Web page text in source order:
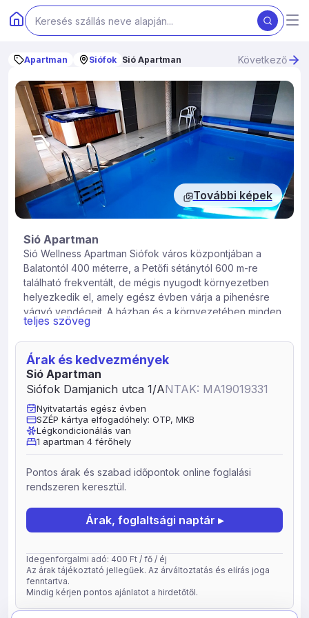
Apartman Siófok Sió Apartman Következő
További képek
Sió Apartman
Sió Wellness Apartman Siófok város központjában a
Balatontól 400 méterre, a Petőfi sétánytól 600 m-re
található frekventált, de mégis nyugodt környezetben
helyezkedik el, amely egész évben várja a pihenésre
vágyó vendégeit. A házban és a környezetében minden
megtalálható ahhoz, hogy évszaktól függetlenül a
pihenni és a szórakozni vágyók jól érezhessék magukat.
:városközpont (500 méterre), Sió Pláza, hajókikötő,
strand, teniszpálya, Galerius, sétálóutca, éttermek, bárok,
mozi, szabadtéri színpad. A földszinten egész évben
nyitva tartó közös, fűtött beltéri wellness rész (jacuzzi,
infraszauna valamint fűtött úszómedence) áll a vendégek
rendelkezésére (korlátlanul). Az udvaron kerti grillező,
valamint kamerával őrzött zárt parkoló biztosított
vedégeinknek. A Wellness Apartmanlakás kiváló
elhelyezkedése, modern és fiatalos stílusa miatt ideális
családok és párok részére egyaránt. Az apartman
terasszal rendelkezik (nappali, konyha, háló és tágas,
káddal felszerelt fürdőszoba), 4 fő elhelyezésére
teljes szöveg
Árak és kedvezmények
Sió Apartman
Siófok Damjanich utca 1/ANTAK: MA19019331
Nyitvatartás egész évben
SZÉP kártya elfogadóhely: OTP, MKB
Légkondicionálás van
1 apartman 4 férőhely
Pontos árak és szabad időpontok online foglalási
rendszeren keresztül.
Árak, foglaltsági naptár ▸
Idegenforgalmi adó: 400 Ft / fő / éj
Az árak tájékoztató jellegűek. Az árváltoztatás és elírás joga
fenntartva.
Mindig kérjen pontos ajánlatot a hirdetőtől.